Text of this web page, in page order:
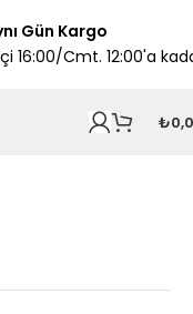
Gün Kargo
16:00/Cmt. 12:00'a
₺